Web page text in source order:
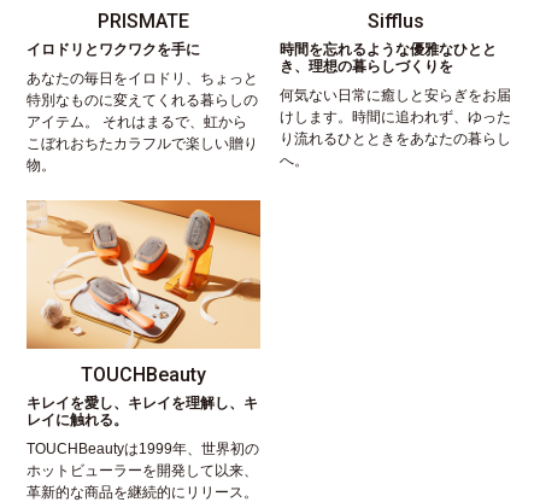
PRISMATE
イロドリとワクワクを手に
あなたの毎日をイロドリ、ちょっと
特別なものに変えてくれる暮らしの
アイテム。 それはまるで、虹から
こぼれおちたカラフルで楽しい贈り
物。
Sifflus
時間を忘れるような優雅なひとと
き、理想の暮らしづくりを
何気ない日常に癒しと安らぎをお届
けします。時間に追われず、ゆった
り流れるひとときをあなたの暮らし
へ。
TOUCHBeauty
キレイを愛し、キレイを理解し、キ
レイに触れる。
TOUCHBeautyは1999年、世界初の
ホットビューラーを開発して以来、
革新的な商品を継続的にリリース。